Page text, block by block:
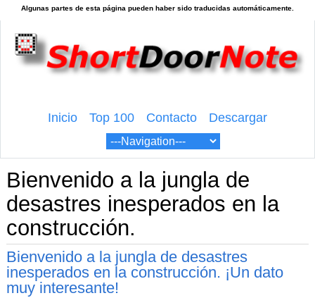
Inicio Top 100 Contacto Descargar
Bienvenido a la jungla de
desastres inesperados en la
construcción.
Bienvenido a la jungla de desastres
inesperados en la construcción. ¡Un dato
muy interesante!